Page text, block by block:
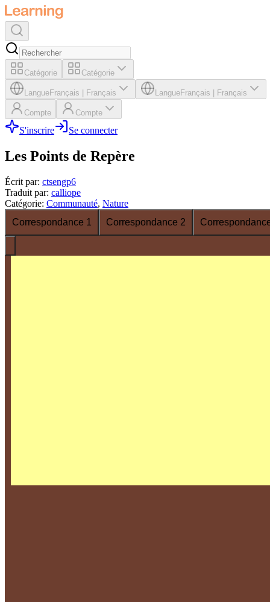
Catégorie Catégorie
LangueFrançais Français LangueFrançais Français
Compte Compte
S'inscrire Se connecter
Les Points de Repère
Écrit par: ctsengp6
Traduit par: calliope
Catégorie: Communauté, Nature
Correspondance 1
Correspondance 2